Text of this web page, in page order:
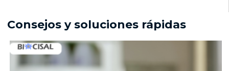
Consejos y soluciones rápidas